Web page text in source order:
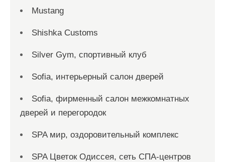
Mustang
Shishka Customs
Silver Gym, спортивный клуб
Sofia, интерьерный салон дверей
Sofia, фирменный салон межкомнатных
дверей и перегородок
SPA мир, оздоровительный комплекс
SPA Цветок Одиссея, сеть СПА-центров